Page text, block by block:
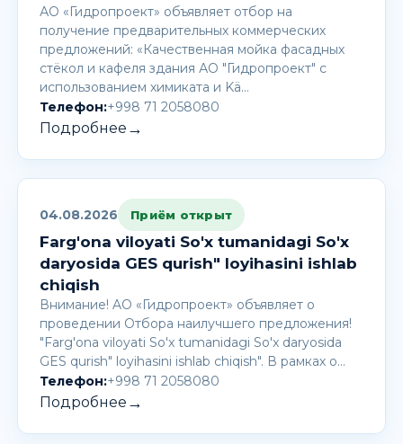
АО «Гидропроект» объявляет отбор на
получение предварительных коммерческих
предложений: «Качественная мойка фасадных
стёкол и кафеля здания АО "Гидропроект" с
использованием химиката и Kä…
Телефон:+998 71 2058080
Подробнее →
04.08.2026 Приём открыт
Farg'ona viloyati So'x tumanidagi So'x
daryosida GES qurish" loyihasini ishlab
chiqish
Внимание! AО «Гидропроект» объявляет о
проведении Отбора наилучшего предложения!
"Farg'ona viloyati So'x tumanidagi So'x daryosida
GES qurish" loyihasini ishlab chiqish". В рамках о…
Телефон:+998 71 2058080
Подробнее →